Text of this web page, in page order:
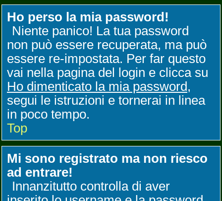
Ho perso la mia password!
Niente panico! La tua password
non può essere recuperata, ma può
essere re-impostata. Per far questo
vai nella pagina del login e clicca su
Ho dimenticato la mia password,
segui le istruzioni e tornerai in linea
in poco tempo.
Top
Mi sono registrato ma non riesco
ad entrare!
Innanzitutto controlla di aver